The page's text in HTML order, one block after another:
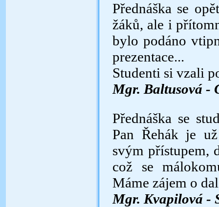
Přednáška se
žáků, ale i
bylo podáno
prezentace...
Studenti si vzali
Mgr. Baltusová -
Přednáška se
Pan Řehák je
svým přístupem,
což se
Máme zájem o
Mgr. Kvapilová -